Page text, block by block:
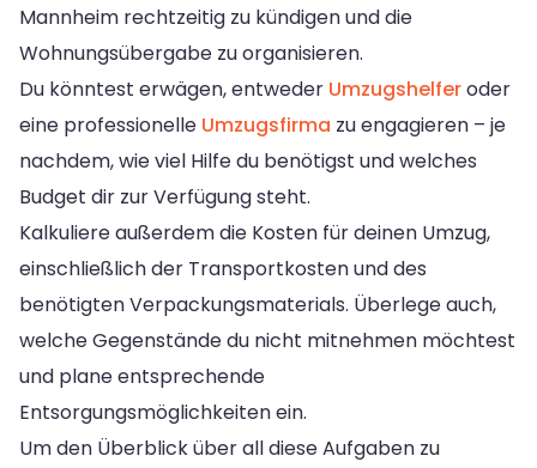
Mannheim rechtzeitig zu kündigen und die
Wohnungsübergabe zu organisieren.
Du könntest erwägen, entweder Umzugshelferoder
eine professionelle Umzugsfirma zu engagieren – je
nachdem, wie viel Hilfe du benötigst und welches
Budget dir zur Verfügung steht.
Kalkuliere außerdem die Kosten für deinen Umzug,
einschließlich der Transportkosten und des
benötigten Verpackungsmaterials. Überlege auch,
welche Gegenstände du nicht mitnehmen möchtest
und plane entsprechende
Entsorgungsmöglichkeiten ein.
Um den Überblick über all diese Aufgaben zu